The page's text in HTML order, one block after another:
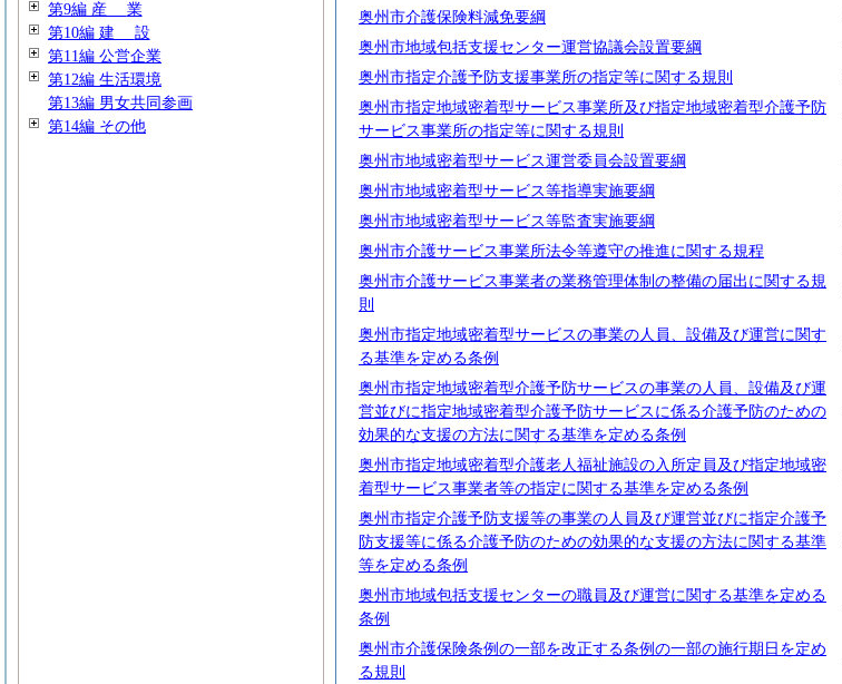
奥州市介護保険料減免要綱
奥州市地域包括支援センター運営協議会設置要綱
奥州市指定介護予防支援事業所の指定等に関する規則
奥州市指定地域密着型サービス事業所及び指定地域密着型介護予防
サービス事業所の指定等に関する規則
奥州市地域密着型サービス運営委員会設置要綱
奥州市地域密着型サービス等指導実施要綱
奥州市地域密着型サービス等監査実施要綱
奥州市介護サービス事業所法令等遵守の推進に関する規程
奥州市介護サービス事業者の業務管理体制の整備の届出に関する規
則
奥州市指定地域密着型サービスの事業の人員、設備及び運営に関す
る基準を定める条例
奥州市指定地域密着型介護予防サービスの事業の人員、設備及び運
営並びに指定地域密着型介護予防サービスに係る介護予防のための
効果的な支援の方法に関する基準を定める条例
奥州市指定地域密着型介護老人福祉施設の入所定員及び指定地域密
着型サービス事業者等の指定に関する基準を定める条例
奥州市指定介護予防支援等の事業の人員及び運営並びに指定介護予
防支援等に係る介護予防のための効果的な支援の方法に関する基準
等を定める条例
奥州市地域包括支援センターの職員及び運営に関する基準を定める
条例
奥州市介護保険条例の一部を改正する条例の一部の施行期日を定め
る規則
第9編 産 業
第10編 建 設
第11編 公営企業
第12編 生活環境
第13編 男女共同参画
第14編 その他